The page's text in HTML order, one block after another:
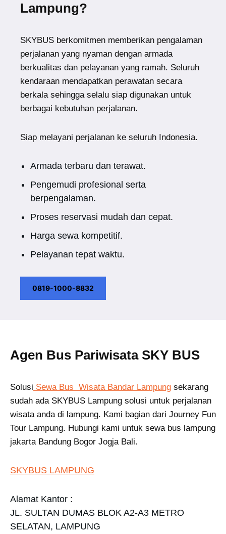
Lampung?
SKYBUS berkomitmen memberikan pengalaman
perjalanan yang nyaman dengan armada
berkualitas dan pelayanan yang ramah. Seluruh
kendaraan mendapatkan perawatan secara
berkala sehingga selalu siap digunakan untuk
berbagai kebutuhan perjalanan.
Siap melayani perjalanan ke seluruh Indonesia.
Armada terbaru dan terawat.
Pengemudi profesional serta
berpengalaman.
Proses reservasi mudah dan cepat.
Harga sewa kompetitif.
Pelayanan tepat waktu.
0819-1000-8832
Agen Bus Pariwisata SKY BUS
Solusi Sewa Bus Wisata Bandar Lampung sekarang
sudah ada SKYBUS Lampung solusi untuk perjalanan
wisata anda di lampung. Kami bagian dari Journey Fun
Tour Lampung. Hubungi kami untuk sewa bus lampung
jakarta Bandung Bogor Jogja Bali.
SKYBUS LAMPUNG
Alamat Kantor :
JL. SULTAN DUMAS BLOK A2-A3 METRO
SELATAN, LAMPUNG